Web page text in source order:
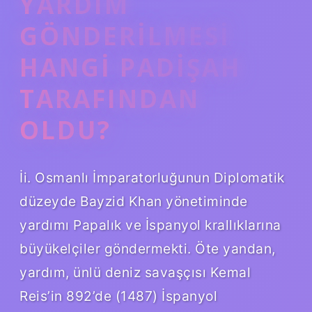
GÖNDERILMESI
HANGI PADIŞAH
TARAFINDAN
OLDU?
İi. Osmanlı İmparatorluğunun Diplomatik
düzeyde Bayzid Khan yönetiminde
yardımı Papalık ve İspanyol krallıklarına
büyükelçiler göndermekti. Öte yandan,
yardım, ünlü deniz savaşçısı Kemal
Reis’in 892’de (1487) İspanyol